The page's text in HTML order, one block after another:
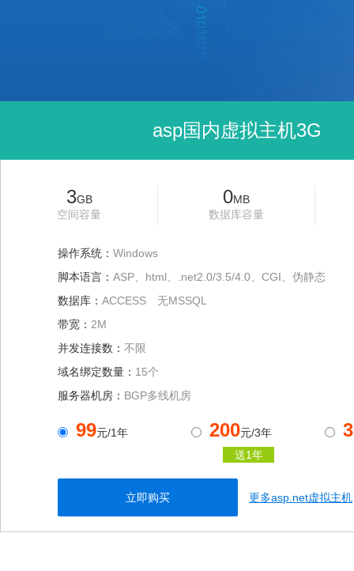
asp国内虚拟主机3G
3GB
空间容量
0MB
数据库容量
操作系统： Windows
脚本语言： ASP、html、.net2.0/3.5/4.0、CGI、伪静态
数据库： ACCESS 无MSSQL
带宽： 2M
并发连接数： 不限
域名绑定数量： 15个
服务器机房： BGP多线机房
99元/1年 200元/3年
送1年
立即购买 更多asp.net虚拟主机